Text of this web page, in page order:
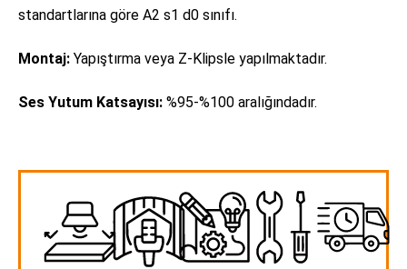
standartlarına göre A2 s1 d0 sınıfı.
Montaj: Yapıştırma veya Z-Klipsle yapılmaktadır.
Ses Yutum Katsayısı: %95-%100 aralığındadır.